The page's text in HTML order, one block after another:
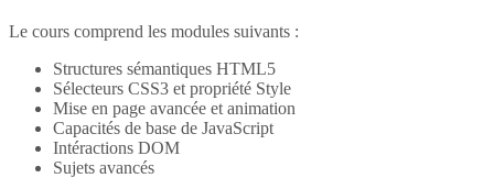
Le cours comprend les modules suivants :
Structures sémantiques HTML5
Sélecteurs CSS3 et propriété Style
Mise en page avancée et animation
Capacités de base de JavaScript
Intéractions DOM
Sujets avancés